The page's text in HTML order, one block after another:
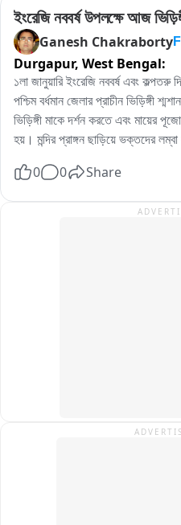
ইংরেজি নববর্ষ উপলক্ষে আজ
Ganesh Chakraborty
Durgapur, West Bengal:
১লা জানুয়ারি ইংরেজি নববর্ষ এবং
পশ্চিম বর্ধমান জেলার প্রাচীন ভিড়িঙ্গী
ভিড়িঙ্গী মাকে দর্শন করতে এবং মায়ের
হয়। মন্দির প্রাঙ্গন ছাড়িয়ে ভক্তদের
বৃহস্পতিবার মায়ের বিশেষ পূজো পাঠ
0 0 Share